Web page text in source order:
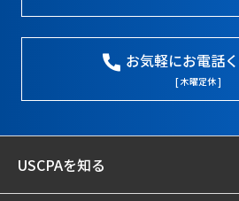
お気軽にお電話く
[ 木曜定休 ]
USCPAを知る